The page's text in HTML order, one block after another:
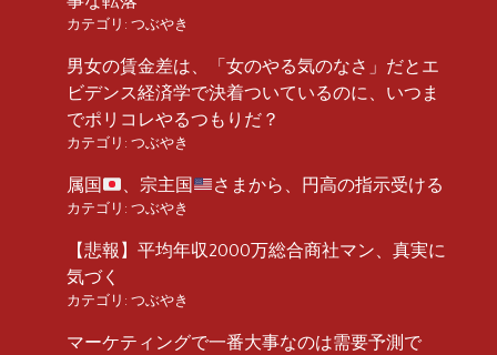
カテゴリ: つぶやき
男女の賃金差は、「女のやる気のなさ」だとエ
ビデンス経済学で決着ついているのに、いつま
でポリコレやるつもりだ？
カテゴリ: つぶやき
属国 、宗主国 さまから、円高の指示受ける
カテゴリ: つぶやき
【悲報】平均年収2000万総合商社マン、真実に
気づく
カテゴリ: つぶやき
マーケティングで一番大事なのは需要予測で